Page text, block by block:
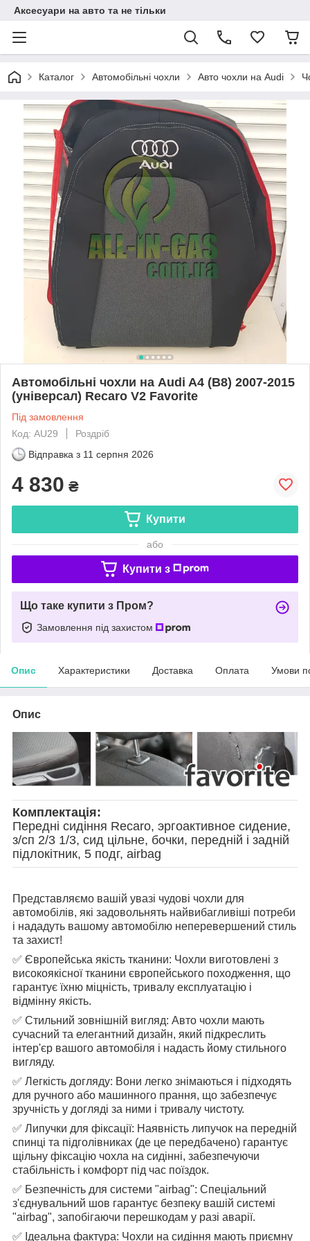
Аксесуари на авто та не тільки
Каталог Автомобільні чохли Авто чохли на Audi
Автомобільні чохли на Audi A4 (B8) 2007-2015
(універсал) Recaro V2 Favorite
Під замовлення
Код: AU29
Роздріб
Відправка з 11 серпня 2026
4 830 ₴
Купити
або
Купити з
Що таке купити з Пром?
Замовлення під захистом
Опис Характеристики Доставка Оплата Умови
Опис
Комплектація:
Передні сидіння Recaro, эргоактивное сидение,
з/сп 2/3 1/3, сид цільне, бочки, передній і задній
підлокітник, 5 подг, airbag
Представляємо вашій увазі чудові чохли для
автомобілів, які задовольнять найвибагливіші потреби
і нададуть вашому автомобілю неперевершений стиль
та захист!
✅ Європейська якість тканини: Чохли виготовлені з
високоякісної тканини європейського походження, що
гарантує їхню міцність, тривалу експлуатацію і
відмінну якість.
✅ Стильний зовнішній вигляд: Авто чохли мають
сучасний та елегантний дизайн, який підкреслить
інтер'єр вашого автомобіля і надасть йому стильного
вигляду.
✅ Легкість догляду: Вони легко знімаються і підходять
для ручного або машинного прання, що забезпечує
зручність у догляді за ними і тривалу чистоту.
✅ Липучки для фіксації: Наявність липучок на передній
спинці та підголівниках (де це передбачено) гарантує
щільну фіксацію чохла на сидінні, забезпечуючи
стабільність і комфорт під час поїздок.
✅ Безпечність для системи "airbag": Спеціальний
з'єднувальний шов гарантує безпеку вашій системі
"airbag", запобігаючи перешкодам у разі аварії.
✅ Ідеальна фактура: Чохли на сидіння мають приємну